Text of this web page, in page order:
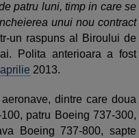
patru luni, timp in care se
unui nou contract
un raspuns al Biroului de
Polita anterioara a fost
2013.
dintre care doua
patru Boeing 737-300,
Boeing 737-800, sapte